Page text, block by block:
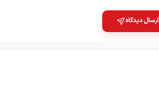
ارسال دیدگاه